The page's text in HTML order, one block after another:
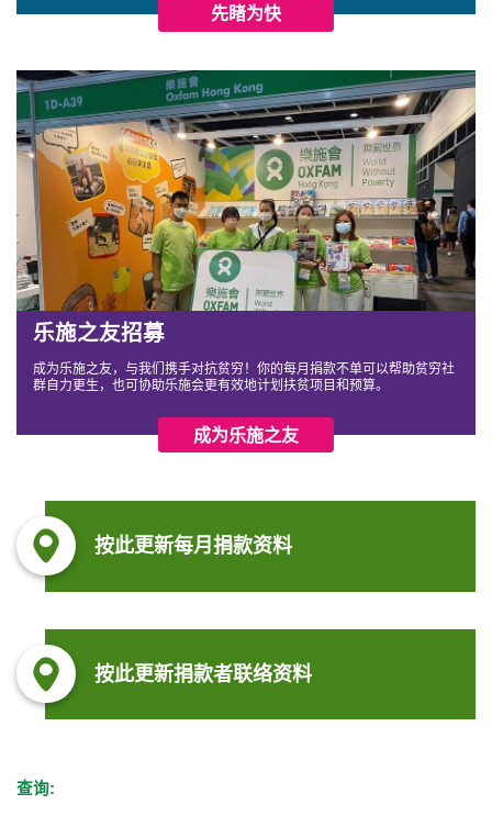
先睹为快
乐施之友招募
成为乐施之友，与我们携手对抗贫穷！你的每月捐款不单可以帮助贫穷社
群自力更生，也可协助乐施会更有效地计划扶贫项目和预算。
成为乐施之友
按此更新每月捐款资料
按此更新捐款者联络资料
查询: